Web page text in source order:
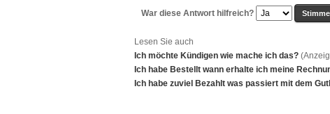
War diese Antwort hilfreich?
Lesen Sie auch
Ich möchte Kündigen wie mache ich das?
Ich habe Bestellt wann erhalte ich meine
Ich habe zuviel Bezahlt was passiert mit dem